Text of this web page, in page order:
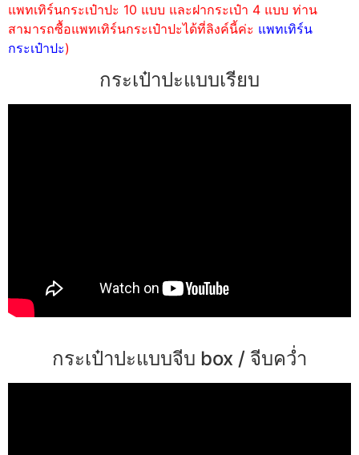
แพทเทิร์นกระเป๋าปะ 10 แบบ และฝากระเป๋า 4 แบบ ท่าน
สามารถซื้อแพทเทิร์นกระเป๋าปะได้ที่ลิงค์นี้ค่ะ แพทเทิร์น
กระเป๋าปะ)
กระเป๋าปะแบบเรียบ
กระเป๋าปะแบบจีบ box / จีบคว่ำ